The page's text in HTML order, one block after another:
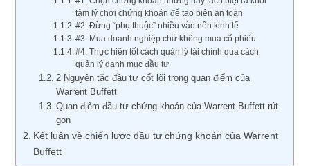
tâm lý chơi chứng khoán để tạo biên an toàn
#2. Đừng “phụ thuộc” nhiều vào nền kinh tế
#3. Mua doanh nghiệp chứ không mua cổ phiếu
#4. Thực hiện tốt cách quản lý tài chính qua cách
quản lý danh mục đầu tư
2 Nguyên tắc đầu tư cốt lõi trong quan điểm của
Warrent Buffett
Quan điểm đầu tư chứng khoán của Warrent Buffett rút
gọn
Kết luận về chiến lược đầu tư chứng khoán của Warrent
Buffett